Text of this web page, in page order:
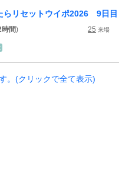
らリセットウイポ2026 9日目
時間) 25 来場
。(クリックで全て表示)